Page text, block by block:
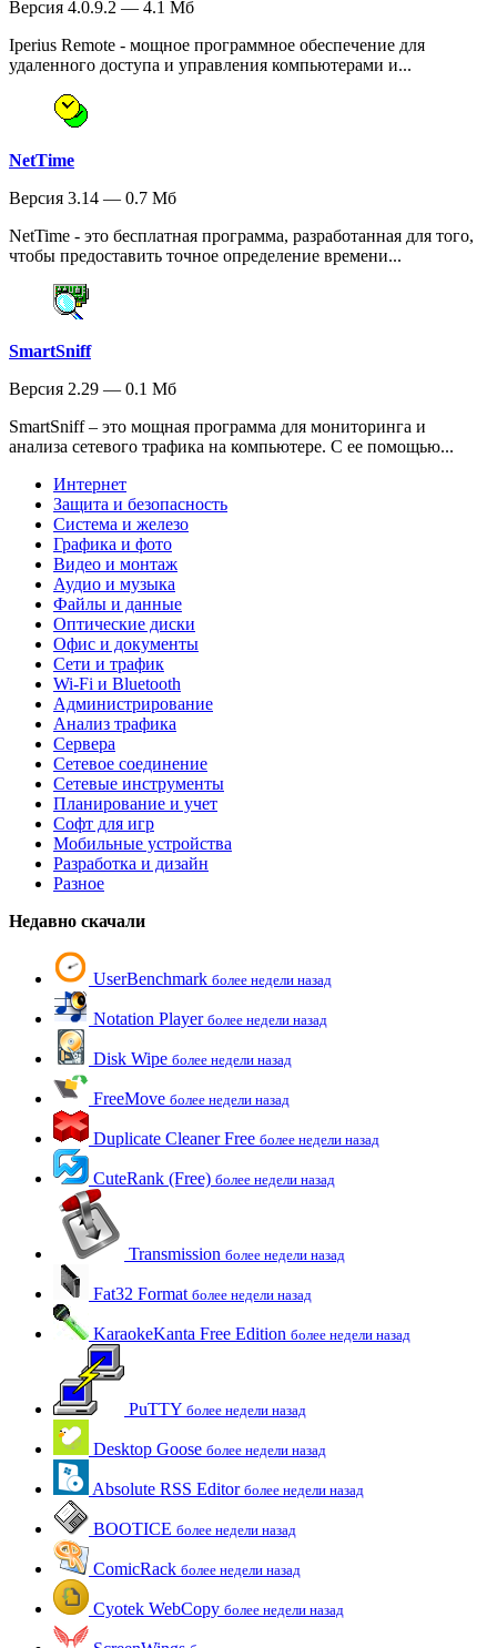
Версия 4.0.9.2 — 4.1 Мб
Iperius Remote - мощное программное обеспечение для
удаленного доступа и управления компьютерами и...
NetTime
Версия 3.14 — 0.7 Мб
NetTime - это бесплатная программа, разработанная для того,
чтобы предоставить точное определение времени...
SmartSniff
Версия 2.29 — 0.1 Мб
SmartSniff – это мощная программа для мониторинга и
анализа сетевого трафика на компьютере. С ее помощью...
Интернет
Защита и безопасность
Система и железо
Графика и фото
Видео и монтаж
Аудио и музыка
Файлы и данные
Оптические диски
Офис и документы
Сети и трафик
Wi-Fi и Bluetooth
Администрирование
Анализ трафика
Сервера
Сетевое соединение
Сетевые инструменты
Планирование и учет
Софт для игр
Мобильные устройства
Разработка и дизайн
Разное
Недавно скачали
UserBenchmark более недели назад
Notation Player более недели назад
Disk Wipe более недели назад
FreeMove более недели назад
Duplicate Cleaner Free более недели назад
CuteRank (Free) более недели назад
Transmission более недели назад
Fat32 Format более недели назад
KaraokeKanta Free Edition более недели назад
PuTTY более недели назад
Desktop Goose более недели назад
Absolute RSS Editor более недели назад
BOOTICE более недели назад
ComicRack более недели назад
Cyotek WebCopy более недели назад